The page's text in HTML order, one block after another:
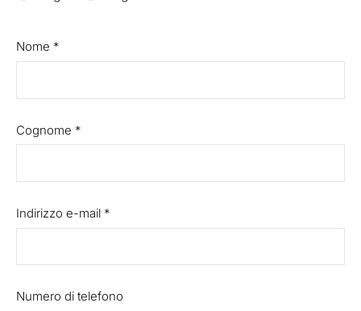
Nome *
Cognome *
Indirizzo e-mail *
Numero di telefono